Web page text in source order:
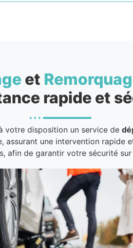
et
rapide et
votre disposition un service de
assurant une intervention rapide
afin de garantir votre sécurité